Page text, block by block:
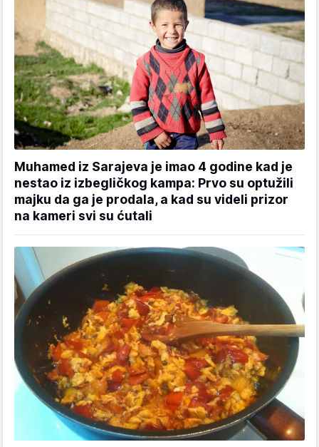
Muhamed iz Sarajeva je imao 4 godine kad je
nestao iz izbegličkog kampa: Prvo su optužili
majku da ga je prodala, a kad su videli prizor
na kameri svi su ćutali